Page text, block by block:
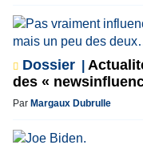
Dossier
des «
Par Margaux Dubrulle